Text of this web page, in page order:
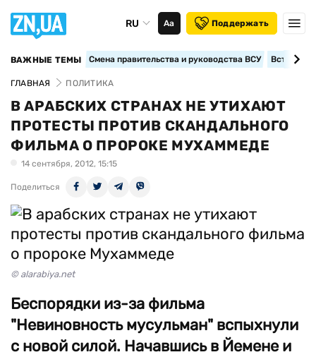
RU Аа Поддержать
ВАЖНЫЕ ТЕМЫ Смена правительства и руководства ВСУ
ГЛАВНАЯ ПОЛИТИКА
В АРАБСКИХ СТРАНАХ НЕ УТИХАЮТ
ПРОТЕСТЫ ПРОТИВ СКАНДАЛЬНОГО
ФИЛЬМА О ПРОРОКЕ МУХАММЕДЕ
14 сентября, 2012, 15:15
Поделиться
© alarabiya.net
Беспорядки из-за фильма
"Невиновность мусульман" вспыхнули
с новой силой. Начавшись в Йемене и